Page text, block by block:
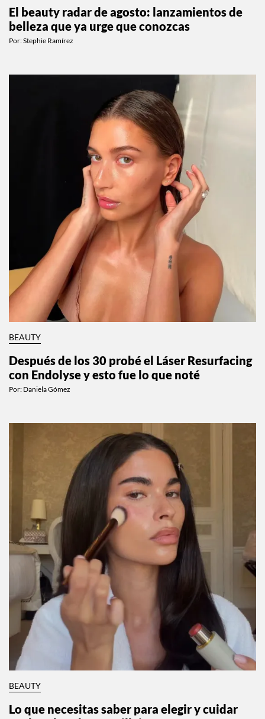
El beauty radar de agosto: lanzamientos de
belleza que ya urge que conozcas
Por:Stephie Ramírez
BEAUTY
Después de los 30 probé el Láser Resurfacing
con Endolyse y esto fue lo que noté
Por: Daniela Gómez
BEAUTY
Lo que necesitas saber para elegir y cuidar